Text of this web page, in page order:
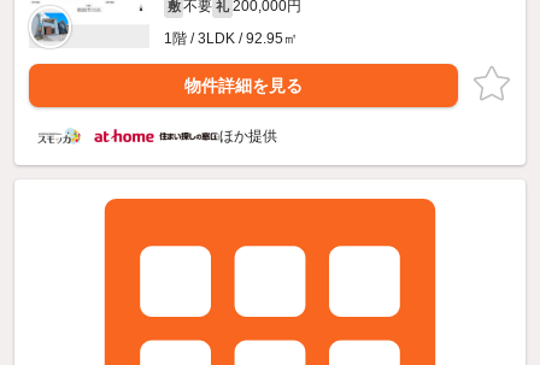
敷 不要 礼 200,000円
1階 / 3LDK / 92.95㎡
物件詳細を見る
ほか提供